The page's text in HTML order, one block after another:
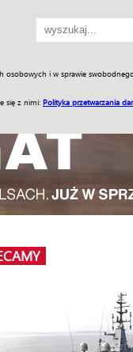
osobowych i w sprawie
się z nimi: Polityka przetwarzania
Jednodniówki Praca